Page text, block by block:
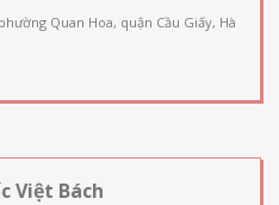
Quan Hoa, quận Cầu Giấy, Hà
Việt Bách